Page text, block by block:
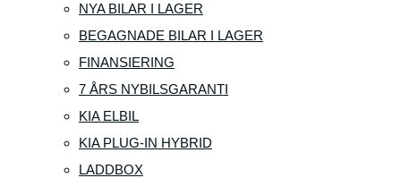
NYA BILAR I LAGER
BEGAGNADE BILAR I LAGER
FINANSIERING
7 ÅRS NYBILSGARANTI
KIA ELBIL
KIA PLUG-IN HYBRID
LADDBOX